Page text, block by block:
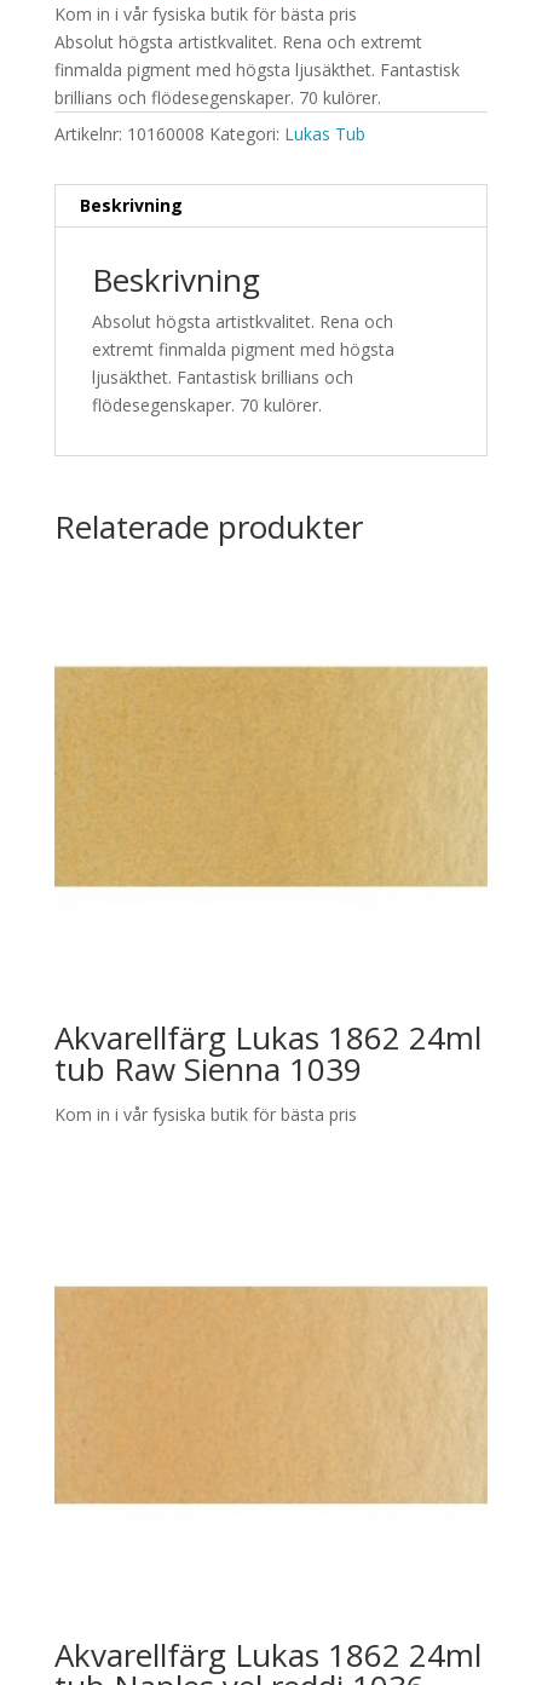
Kom in i vår fysiska butik för bästa pris
Absolut högsta artistkvalitet. Rena och extremt
finmalda pigment med högsta ljusäkthet. Fantastisk
brillians och flödesegenskaper. 70 kulörer.
Artikelnr: 10160008 Kategori: Lukas Tub
Beskrivning
Beskrivning
Absolut högsta artistkvalitet. Rena och
extremt finmalda pigment med högsta
ljusäkthet. Fantastisk brillians och
flödesegenskaper. 70 kulörer.
Relaterade produkter
Akvarellfärg Lukas 1862 24ml
tub Raw Sienna 1039
Kom in i vår fysiska butik för bästa pris
Akvarellfärg Lukas 1862 24ml